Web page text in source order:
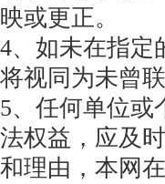
映或更正。
4、如未在指定
将视同为未曾
5、任何单位或
法权益，应及
和理由，本网